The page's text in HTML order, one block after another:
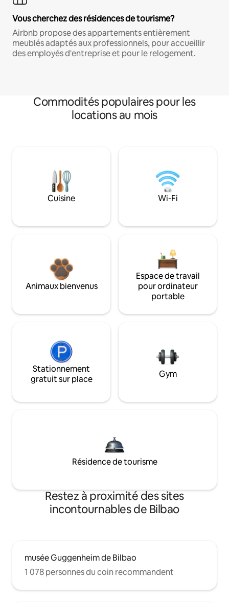
Vous cherchez des résidences de tourisme?
Airbnb propose des appartements entièrement
meublés adaptés aux professionnels, pour accueillir
des employés d'entreprise et pour le relogement.
Commodités populaires pour les
locations au mois
Cuisine Wi-Fi
Animaux bienvenus
Espace de travail
pour ordinateur
portable
Stationnement
gratuit sur place
Gym
Résidence de tourisme
Restez à proximité des sites
incontournables de Bilbao
musée Guggenheim de Bilbao
1 078 personnes du coin recommandent